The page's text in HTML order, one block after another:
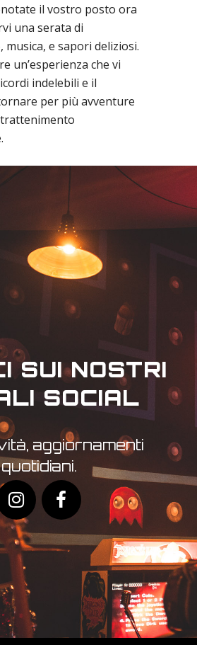
il vostro posto ora
una serata di
e sapori deliziosi.
un’esperienza che vi
indelebili e il
per più avventure
SUI NOSTRI
SOCIAL
aggiornamenti
quotidiani.